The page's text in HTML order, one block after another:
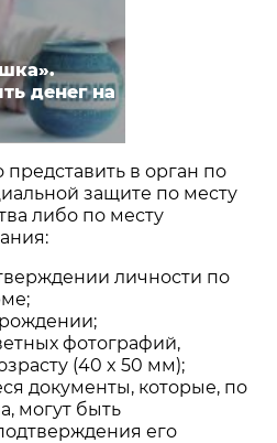
денег на
в орган по
защите по месту
либо по месту
личности по
фотографий,
(40 x 50 мм);
документы, которые, по
могут быть
его